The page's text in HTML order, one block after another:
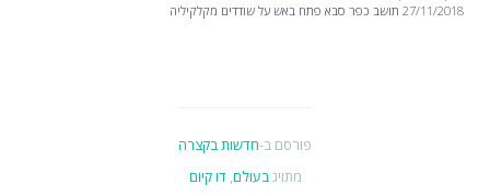
27/11/2018 תושב כפר סבא פתח באש על שודדים מקלקיליה
פורסם ב-חדשות בקצרה
מתויגבעולם,דו קיום